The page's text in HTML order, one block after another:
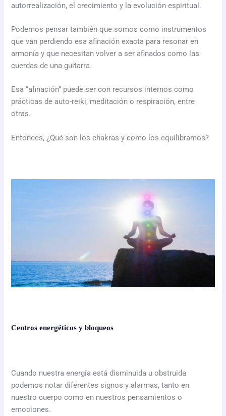
autorrealización, el crecimiento y la evolución espiritual.
Podemos pensar también que somos como instrumentos
que van perdiendo esa afinación exacta para resonar en
armonía y que necesitan volver a ser afinados como las
cuerdas de una guitarra.
Esa “afinación” puede ser con recursos internos como
prácticas de auto-reiki, meditación o respiración, entre
otras.
Entonces, ¿Qué son los chakras y como los equilibramos?
Centros energéticos y bloqueos
Cuando nuestra energía está disminuida u obstruida
podemos notar diferentes signos y alarmas, tanto en
nuestro cuerpo como en nuestros pensamientos o
emociones.